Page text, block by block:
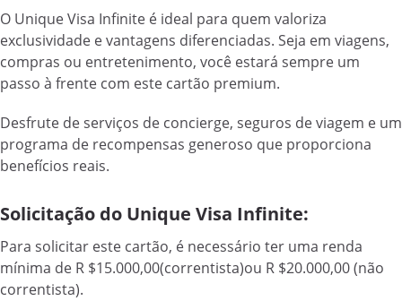
O Unique Visa Infinite é ideal para quem valoriza
exclusividade e vantagens diferenciadas. Seja em viagens,
compras ou entretenimento, você estará sempre um
passo à frente com este cartão premium.
Desfrute de serviços de concierge, seguros de viagem e um
programa de recompensas generoso que proporciona
benefícios reais.
Solicitação do Unique Visa Infinite:
Para solicitar este cartão, é necessário ter uma renda
mínima de R $15.000,00(correntista)ou R $20.000,00 (não
correntista).